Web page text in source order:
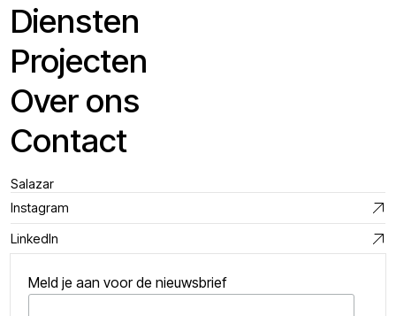
Diensten
Projecten
Over ons
Contact
Salazar
Instagram
LinkedIn
Meld je aan voor de nieuwsbrief